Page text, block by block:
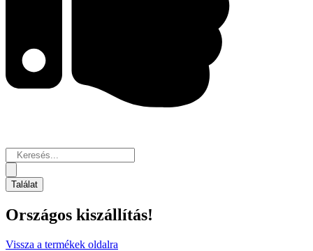
Találat
Országos kiszállítás!
Vissza a termékek oldalra